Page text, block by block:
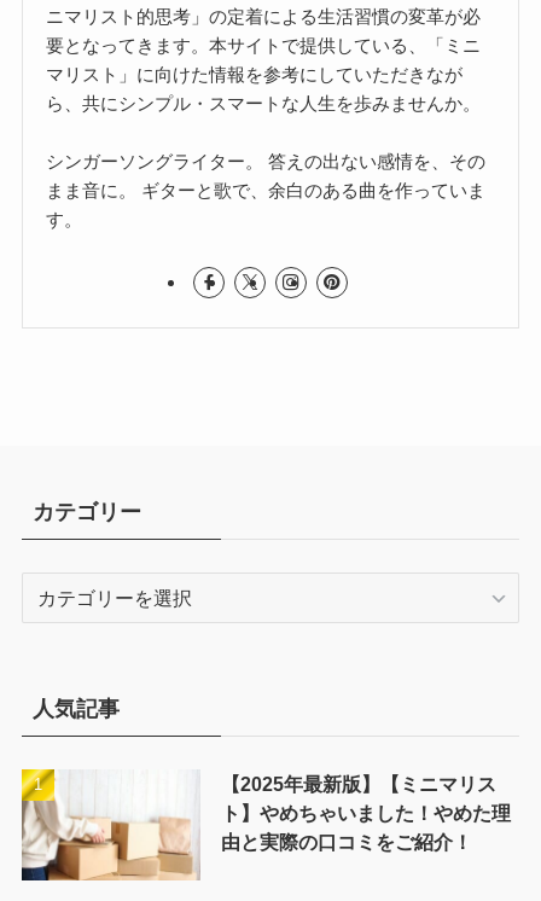
ニマリスト的思考」の定着による生活習慣の変革が必
要となってきます。本サイトで提供している、「ミニ
マリスト」に向けた情報を参考にしていただきなが
ら、共にシンプル・スマートな人生を歩みませんか。
シンガーソングライター。 答えの出ない感情を、その
まま音に。 ギターと歌で、余白のある曲を作っていま
す。
カテゴリー
ー人気記事
【2025年最新版】【ミニマリス
ト】やめちゃいました！やめた理
由と実際の口コミをご紹介！